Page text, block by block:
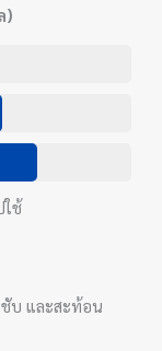
)
ช้
บ และสะท้อน